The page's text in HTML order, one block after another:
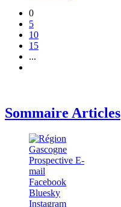
0
5
10
15
...
Sommaire Articles